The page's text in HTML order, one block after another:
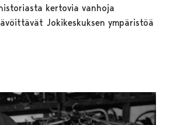
kertovia vanhoja
Jokikeskuksen ympäristöä